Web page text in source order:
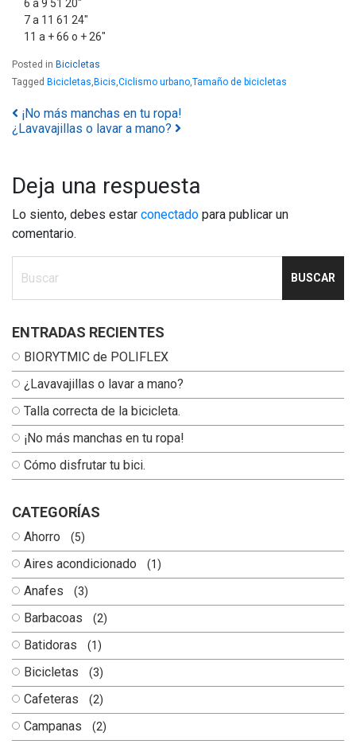
ENTRADAS RECIENTES
BIORYTMIC de POLIFLEX
¿Lavavajillas o lavar a mano?
Talla correcta de la bicicleta.
¡No más manchas en tu ropa!
Cómo disfrutar tu bici.
CATEGORÍAS
Ahorro (5)
Aires acondicionado (1)
Anafes (3)
Barbacoas (2)
Batidoras (1)
Bicicletas (3)
Cafeteras (2)
Campanas (2)
6 a 9 51 20″
7 a 11 61 24″
11 a + 66 o + 26″
Posted in Bicicletas
Tagged Bicicletas, Bicis,Ciclismo urbano,Tamaño de bicicletas
Navegación por los posts
¡No más manchas en tu ropa!
¿Lavavajillas o lavar a mano?
Deja una respuesta
Lo siento, debes estar conectado para publicar un
comentario.